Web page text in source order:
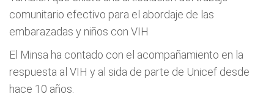
comunitario efectivo para el abordaje de las
embarazadas y niños con VIH
El Minsa ha contado con el acompañamiento en la
respuesta al VIH y al sida de parte de Unicef desde
hace 10 años.